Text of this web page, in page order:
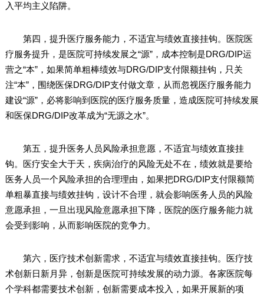
入平均主义陷阱。
第四，提升医疗服务能力，不适宜与绩效直接挂钩。医院医
疗服务提升，是医院可持续发展之“源”，成本控制是DRG/DIP运
营之“本”，如果简单粗棒绩效与DRG/DIP支付限额挂钩，只关
注“本”，围绕医保DRG/DIP支付做文章，从而忽视医疗服务能力
建设“源”，必将影响到医院的医疗服务质量，造成医院可持续发展
和医保DRG/DIP改革成为“无源之水”。
第五，提升医务人员风险承担意愿，不适宜与绩效直接挂
钩。医疗安全大于天，疾病治疗的风险无处不在，绩效就是要给
医务人员一个风险承担的合理理由，如果把DRG/DIP支付限额简
单粗暴直接与绩效挂钩，设计不合理，就会影响医务人员的风险
意愿承担，一旦出现风险意愿承担下降，医院的医疗服务能力就
会受到影响，从而影响医院的竞争力。
第六，医疗技术创新需求，不适宜与绩效直接挂钩。医疗技
术创新日新月异，创新是医院可持续发展的动力源。各家医院每
个学科都需要技术创新，创新需要成本投入，如果开展新的项